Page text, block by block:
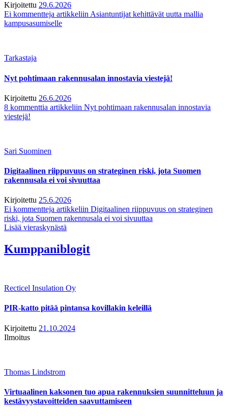
Kirjoitettu 29.6.2026
Ei kommentteja artikkeliin Asiantuntijat kehittävät uutta mallia
kampusasumiselle
Tarkastaja
Nyt pohtimaan rakennusalan innostavia viestejä!
Kirjoitettu 26.6.2026
8 kommenttia artikkeliin Nyt pohtimaan rakennusalan innostavia
viestejä!
Sari Suominen
Digitaalinen riippuvuus on strateginen riski, jota Suomen
rakennusala ei voi sivuuttaa
Kirjoitettu 25.6.2026
Ei kommentteja artikkeliin Digitaalinen riippuvuus on strateginen
riski, jota Suomen rakennusala ei voi sivuuttaa
Lisää vieraskynästä
Kumppaniblogit
Recticel Insulation Oy
PIR-katto pitää pintansa kovillakin keleillä
Kirjoitettu 21.10.2024
Ilmoitus
Thomas Lindstrom
Virtuaalinen kaksonen tuo apua rakennuksien suunnitteluun ja
kestävyystavoitteiden saavuttamiseen